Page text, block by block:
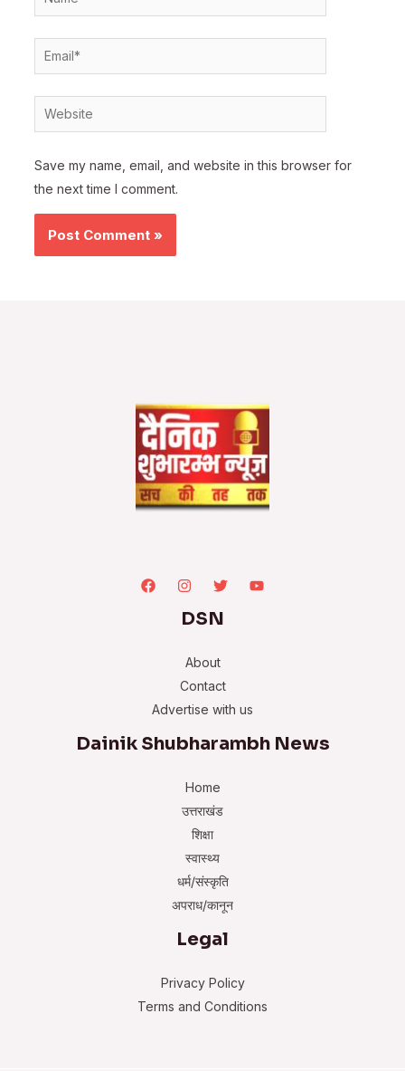
Email*
Website
Save my name, email, and website in this browser for
the next time I comment.
DSN
About
Contact
Advertise with us
Dainik Shubharambh News
Home
उत्तराखंड
शिक्षा
स्वास्थ्य
धर्म/संस्कृति
अपराध/कानून
Legal
Privacy Policy
Terms and Conditions